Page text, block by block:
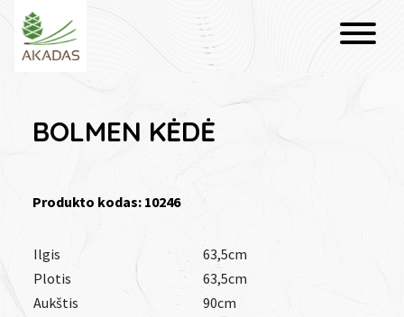
BOLMEN KĖDĖ
Produkto kodas: 10246
Ilgis
63,5cm
Plotis
63,5cm
Aukštis
90cm